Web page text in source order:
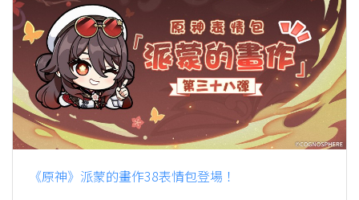
《原神》派蒙的畫作38表情包登場！